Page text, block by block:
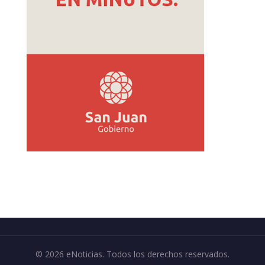
© 2026 eNoticias. Todos los derechos reservados.